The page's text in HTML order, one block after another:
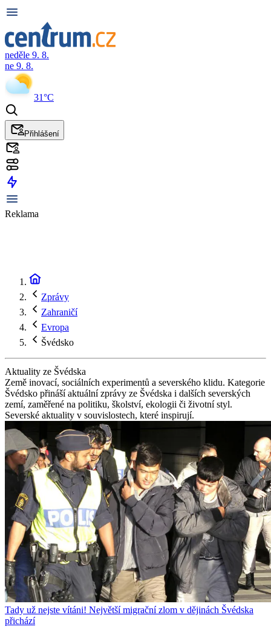
neděle 9. 8.
ne 9. 8.
31°C
Přihlášení
Reklama
Zprávy
Zahraničí
Evropa
Švédsko
Aktuality ze Švédska
Země inovací, sociálních experimentů a severského klidu. Kategorie
Švédsko přináší aktuální zprávy ze Švédska i dalších severských
zemí, zaměřené na politiku, školství, ekologii či životní styl.
Severské aktuality v souvislostech, které inspirují.
Tady už nejste vítáni! Největší migrační zlom v dějinách Švédska
přichází